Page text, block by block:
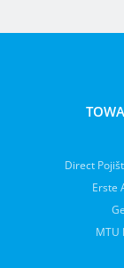
Direct
Erste
MTU